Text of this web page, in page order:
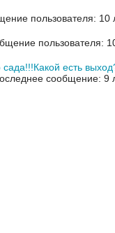
пользователя: 10
пользователя:
есть
сообщение: 9